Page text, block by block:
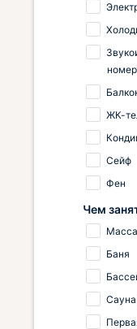
ЖК-
Сейф
Фен
Чем
Баня